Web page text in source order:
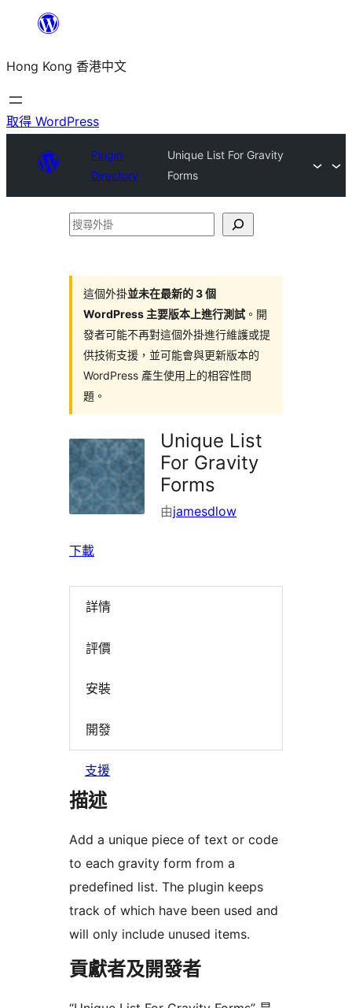
主
要
內
Hong Kong 香港中文
取得 WordPress
Plugin
Directory
Unique List For Gravity
Forms
搜
這個外掛並未在最新的 3 個
WordPress 主要版本上進行測試 。開
發者可能不再對這個外掛進行維護或提
供技術支援，並可能會與更新版本的
WordPress 產生使用上的相容性問
題。
Unique List
For Gravity
Forms
由jamesdlow
下載
詳情
評價
安裝
開發
支援
描述
Add a unique piece of text or code
to each gravity form from a
predefined list. The plugin keeps
track of which have been used and
will only include unused items.
貢獻者及開發者